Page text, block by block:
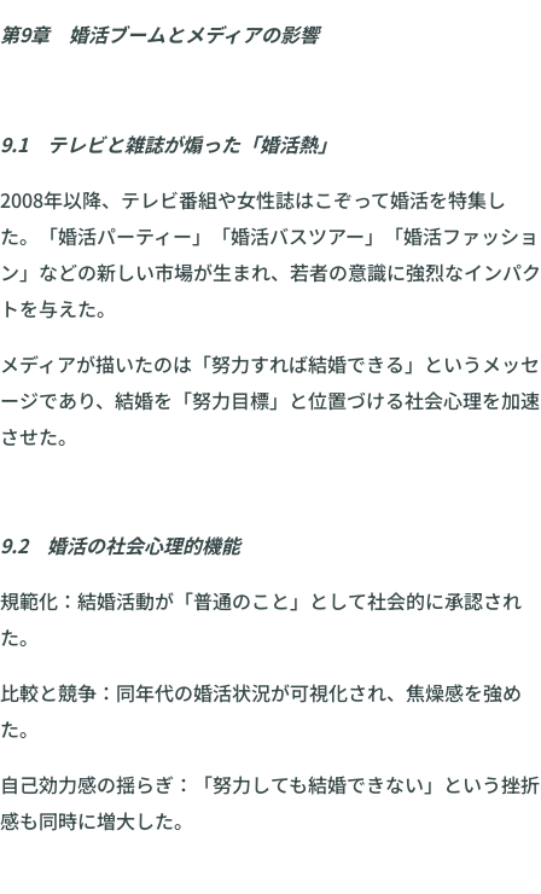
第9章 婚活ブームとメディアの影響
9.1 テレビと雑誌が煽った「婚活熱」
2008年以降、テレビ番組や女性誌はこぞって婚活を特集し
た。「婚活パーティー」「婚活バスツアー」「婚活ファッショ
ン」などの新しい市場が生まれ、若者の意識に強烈なインパク
トを与えた。
メディアが描いたのは「努力すれば結婚できる」というメッセ
ージであり、結婚を「努力目標」と位置づける社会心理を加速
させた。
9.2 婚活の社会心理的機能
規範化：結婚活動が「普通のこと」として社会的に承認され
た。
比較と競争：同年代の婚活状況が可視化され、焦燥感を強め
た。
自己効力感の揺らぎ：「努力しても結婚できない」という挫折
感も同時に増大した。